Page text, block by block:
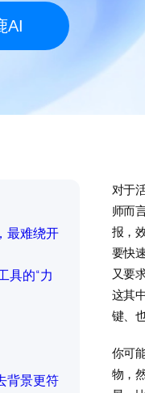
AI
最难绕开
具的“力
背景更符
对于
师而
报，
要快
又要
这其
键、
你可
物，